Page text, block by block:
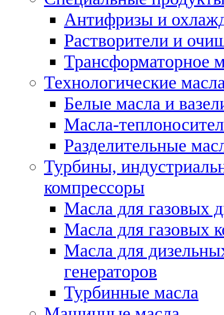
Антифризы и
Растворители и
Трансформаторное
Технологические
Белые масла и
Масла-
Разделительные
Турбины,
компрессоры
Масла для газовых
Масла для газовых
Масла для
генераторов
Турбинные масла